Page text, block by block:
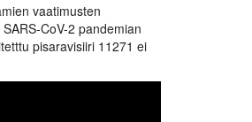
vaatimusten
CoV-2 pandemian
pisaravisiiri 11271 ei